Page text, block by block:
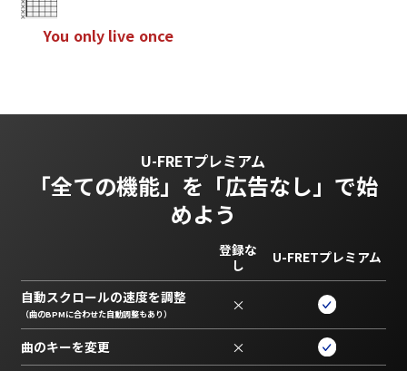
You only live once
U-FRETプレミアム
「全ての機能」を 「広告なし」で始
めよう
登録な
し
U-FRETプレミアム
自動スクロールの速度を調整
（曲のBPMに合わせた自動調整もあり） ×
曲のキーを変更 ×